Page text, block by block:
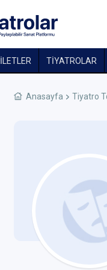
TİYATROLAR
Anasayfa Tiyatro